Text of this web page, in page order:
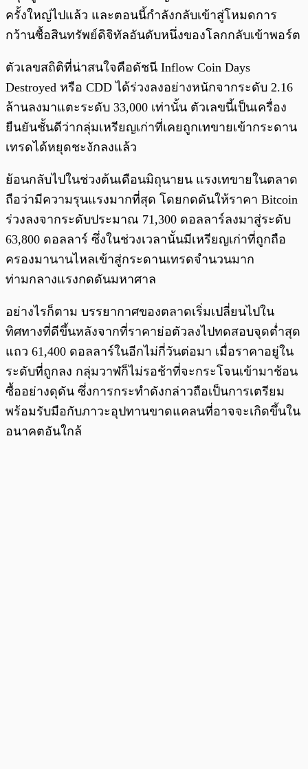
ครั้งใหญ่ไปแล้ว และตอนนี้กำลังกลับเข้าสู่โหมดการ
กว้านซื้อสินทรัพย์ดิจิทัลอันดับหนึ่งของโลกกลับเข้าพอร์ต
ตัวเลขสถิติที่น่าสนใจคือดัชนี Inflow Coin Days
Destroyed หรือ CDD ได้ร่วงลงอย่างหนักจากระดับ 2.16
ล้านลงมาแตะระดับ 33,000 เท่านั้น ตัวเลขนี้เป็นเครื่อง
ยืนยันชั้นดีว่ากลุ่มเหรียญเก่าที่เคยถูกเทขายเข้ากระดาน
เทรดได้หยุดชะงักลงแล้ว
ย้อนกลับไปในช่วงต้นเดือนมิถุนายน แรงเทขายในตลาด
ถือว่ามีความรุนแรงมากที่สุด โดยกดดันให้ราคา Bitcoin
ร่วงลงจากระดับประมาณ 71,300 ดอลลาร์ลงมาสู่ระดับ
63,800 ดอลลาร์ ซึ่งในช่วงเวลานั้นมีเหรียญเก่าที่ถูกถือ
ครองมานานไหลเข้าสู่กระดานเทรดจำนวนมาก
ท่ามกลางแรงกดดันมหาศาล
อย่างไรก็ตาม บรรยากาศของตลาดเริ่มเปลี่ยนไปใน
ทิศทางที่ดีขึ้นหลังจากที่ราคาย่อตัวลงไปทดสอบจุดต่ำสุด
แถว 61,400 ดอลลาร์ในอีกไม่กี่วันต่อมา เมื่อราคาอยู่ใน
ระดับที่ถูกลง กลุ่มวาฬก็ไม่รอช้าที่จะกระโจนเข้ามาช้อน
ซื้ออย่างดุดัน ซึ่งการกระทำดังกล่าวถือเป็นการเตรียม
พร้อมรับมือกับภาวะอุปทานขาดแคลนที่อาจจะเกิดขึ้นใน
อนาคตอันใกล้